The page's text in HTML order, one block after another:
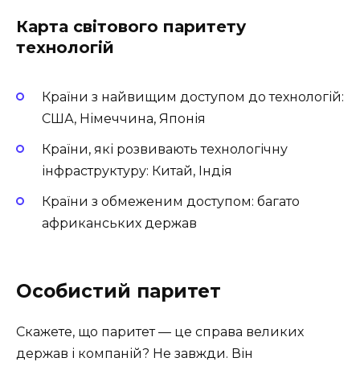
Карта світового паритету
технологій
Країни з найвищим доступом до технологій:
США, Німеччина, Японія
Країни, які розвивають технологічну
інфраструктуру: Китай, Індія
Країни з обмеженим доступом: багато
африканських держав
Особистий паритет
Скажете, що паритет — це справа великих
держав і компаній? Не завжди. Він